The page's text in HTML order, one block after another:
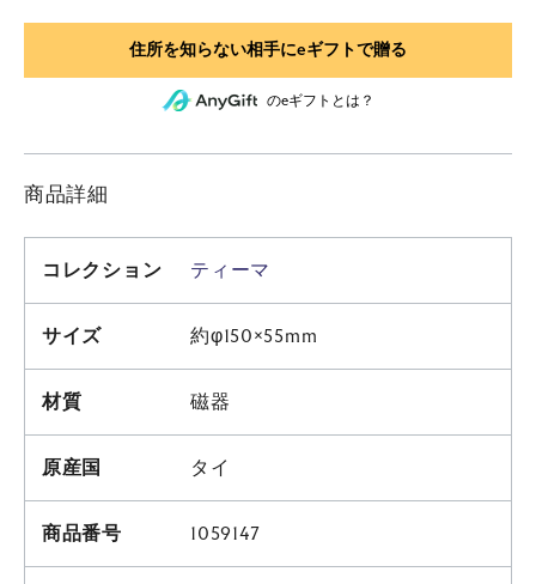
のeギフトとは？
商品詳細
コレクション ティーマ
サイズ 約φ150×55mm
材質 磁器
原産国 タイ
商品番号 1059147